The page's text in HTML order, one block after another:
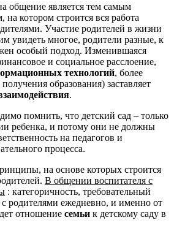
общение является тем самым
котором строится вся работа
Участие родителей в жизни
увидеть многое, родители разные, к
особый подход. Изменившаяся
и социальное расслоение,
технологий, более
образования) заставляет
.
помнить, что детский сад – только
ребенка, и потому они не должны
на педагогов и
процесса.
на основе которых строится
В общении воспитателя с
: категоричность, требовательный
родителями ежедневно, и именно от
отношение семьи к детскому саду в